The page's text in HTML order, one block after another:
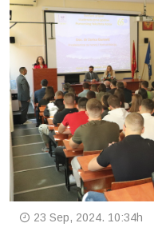
23 Sep, 2024. 10:34h